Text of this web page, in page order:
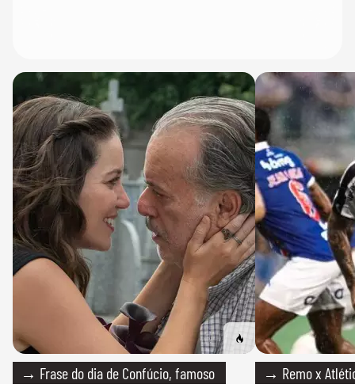
→ Frase do dia de Confúcio, famoso
→ Remo x